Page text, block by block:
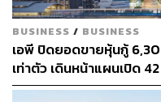
BUSINESS / BUSINESS
เอพี ปิดยอดขายหุ้นกู้
เท่าตัว เดินหน้าแผนเปิด
กำลังซื้ออสังหาฯ ซบเซา